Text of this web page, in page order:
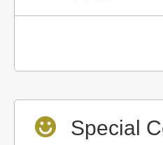
Special